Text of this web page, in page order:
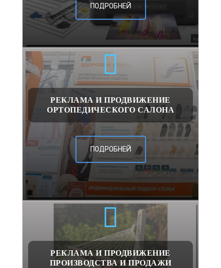
ПОДРОБНЕЙ
РЕКЛАМА И ПРОДВИЖЕНИЕ
ОРТОПЕДИЧЕСКОГО САЛОНА
ПОДРОБНЕЙ
РЕКЛАМА И ПРОДВИЖЕНИЕ
ПРОИЗВОДСТВА И ПРОДАЖИ